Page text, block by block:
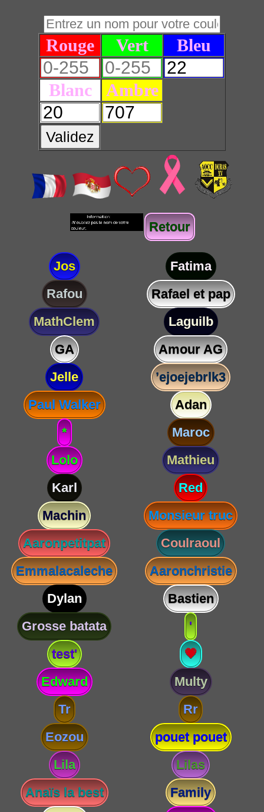
Rouge Vert Bleu
Blanc Ambre
Validez
Retour
Jos
Fatima
Rafou
Rafael et pap
MathClem
Laguilb
GA
Amour AG
Jelle
’ejoejebrlk3
Paul Walker
Adan
*
Maroc
Lolo
Mathieu
Karl
Red
Machin
Monsieur truc
Aaronpetitpat
Coulraoul
Emmalacaleche
Aaronchristie
Dylan
Bastien
Grosse batata
'
test'
💗
Edward
Multy
Tr
Rr
Eozou
pouet pouet
Lila
Lilas
Anaïs la best
Family